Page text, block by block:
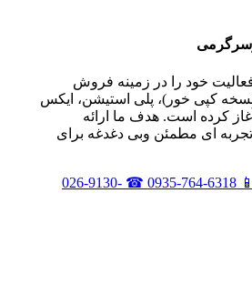
وسرگرمى
ازسال 1400 فعاليت خود را در زمينه فروش
كپى خور)، پلى استيشن، ايكس
كرده است. هدف ما ارائه
اى مطمئن وبى دغدغه براى
0935-764-6318
☎
026-9130-